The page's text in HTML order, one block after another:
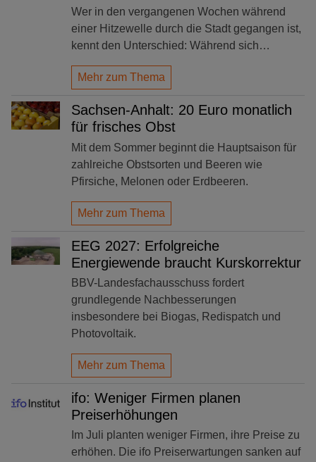
Wer in den vergangenen Wochen während
einer Hitzewelle durch die Stadt gegangen ist,
kennt den Unterschied: Während sich…
Mehr zum Thema
Sachsen-Anhalt: 20 Euro monatlich
für frisches Obst
Mit dem Sommer beginnt die Hauptsaison für
zahlreiche Obstsorten und Beeren wie
Pfirsiche, Melonen oder Erdbeeren.
Mehr zum Thema
EEG 2027: Erfolgreiche
Energiewende braucht Kurskorrektur
BBV-Landesfachausschuss fordert
grundlegende Nachbesserungen
insbesondere bei Biogas, Redispatch und
Photovoltaik.
Mehr zum Thema
ifo: Weniger Firmen planen
Preiserhöhungen
Im Juli planten weniger Firmen, ihre Preise zu
erhöhen. Die ifo Preiserwartungen sanken auf